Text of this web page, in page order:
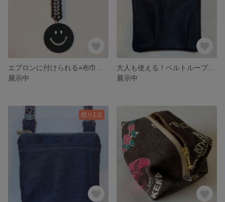
展示中
大人も使える！ベルトループ付きデニム素材移動ポケット
展示中
残り1点